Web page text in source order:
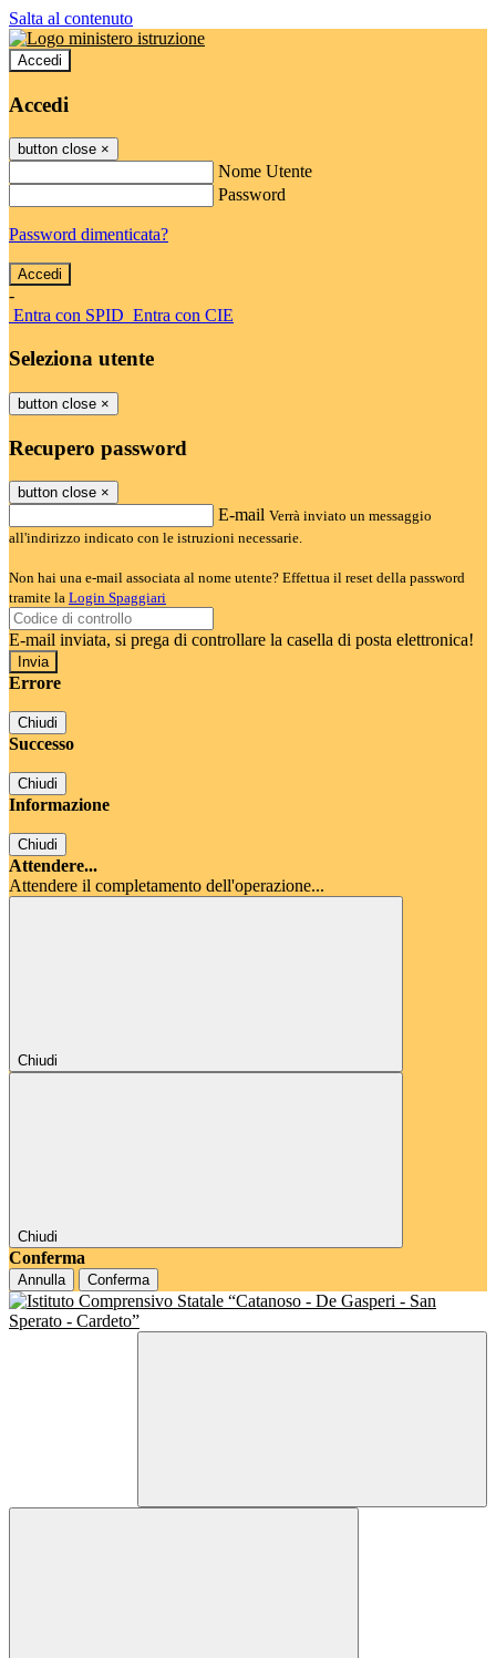
Salta al contenuto
Accedi
Accedi
button close ×
Nome Utente
Password
Password dimenticata?
-
Entra con SPID Entra con CIE
Seleziona utente
button close ×
Recupero password
button close ×
E-mail Verrà inviato un messaggio
all'indirizzo indicato con le istruzioni necessarie.
Non hai una e-mail associata al nome utente? Effettua il reset della password
tramite la Login Spaggiari
E-mail inviata, si prega di controllare la casella di posta elettronica!
Errore
Chiudi
Successo
Chiudi
Informazione
Chiudi
Attendere...
Attendere il completamento dell'operazione...
Chiudi
Chiudi
Conferma
Annulla Conferma